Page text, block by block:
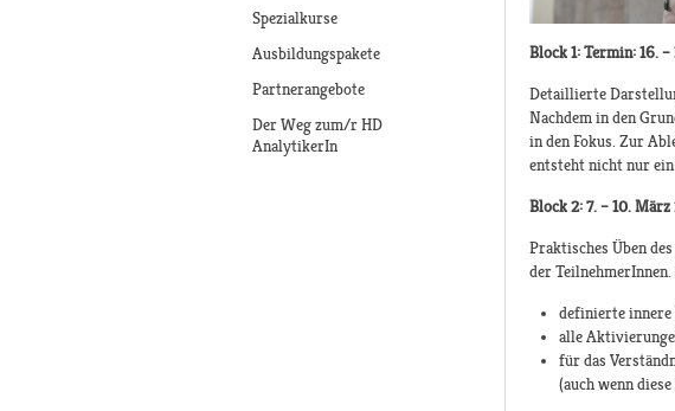
Block 1: Termin: 16.
Detaillierte
Nachdem in den
in den Fokus. Zur
entsteht nicht nur
Block 2: 7. – 10.
Praktisches Üben
der TeilnehmerInnen.
definierte
alle
für das
(auch wenn
Spezialkurse
Ausbildungspakete
Partnerangebote
Der Weg zum/r HD
AnalytikerIn